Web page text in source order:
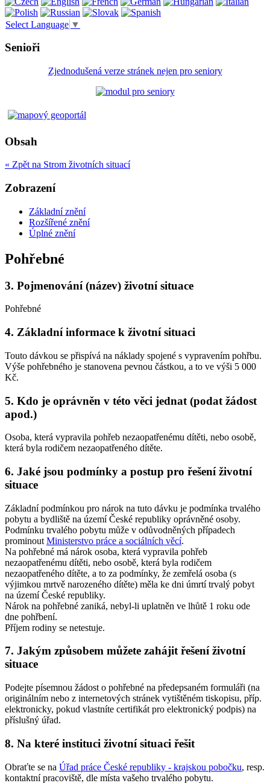
Select Language ▼
Senioři
Zjednodušená verze stránek nejen pro seniory
Obsah
« Zpět na Strom životních situací
Zobrazení
Základní znění
Rozšířené znění
Úplné znění
Pohřebné
3. Pojmenování (název) životní situace
Pohřebné
4. Základní informace k životní situaci
Touto dávkou se přispívá na náklady spojené s vypravením pohřbu.
Výše pohřebného je stanovena pevnou částkou, a to ve výši 5 000
Kč.
5. Kdo je oprávněn v této věci jednat (podat žádost
apod.)
Osoba, která vypravila pohřeb nezaopatřenému dítěti, nebo osobě,
která byla rodičem nezaopatřeného dítěte.
6. Jaké jsou podmínky a postup pro řešení životní
situace
Základní podmínkou pro nárok na tuto dávku je podmínka trvalého
pobytu a bydliště na území České republiky oprávněné osoby.
Podmínku trvalého pobytu může v odůvodněných případech
prominout Ministerstvo práce a sociálních věcí.
Na pohřebné má nárok osoba, která vypravila pohřeb
nezaopatřenému dítěti, nebo osobě, která byla rodičem
nezaopatřeného dítěte, a to za podmínky, že zemřelá osoba (s
výjimkou mrtvě narozeného dítěte) měla ke dni úmrtí trvalý pobyt
na území České republiky.
Nárok na pohřebné zaniká, nebyl-li uplatněn ve lhůtě 1 roku ode
dne pohřbení.
Příjem rodiny se netestuje.
7. Jakým způsobem můžete zahájit řešení životní
situace
Podejte písemnou žádost o pohřebné na předepsaném formuláři (na
originálním nebo z internetových stránek vytištěném tiskopisu, příp.
elektronicky, pokud vlastníte certifikát pro elektronický podpis) na
příslušný úřad.
8. Na které instituci životní situaci řešit
Obraťte se na Úřad práce České republiky - krajskou pobočku, resp.
kontaktní pracoviště, dle místa vašeho trvalého pobytu.